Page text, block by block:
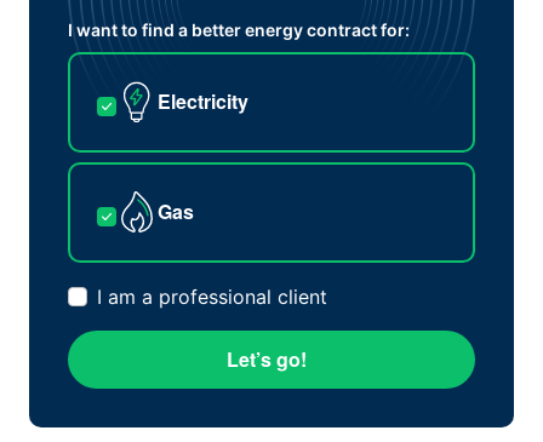
I want to find a better energy contract for:
Electricity
Gas
I am a professional client
Let’s go!